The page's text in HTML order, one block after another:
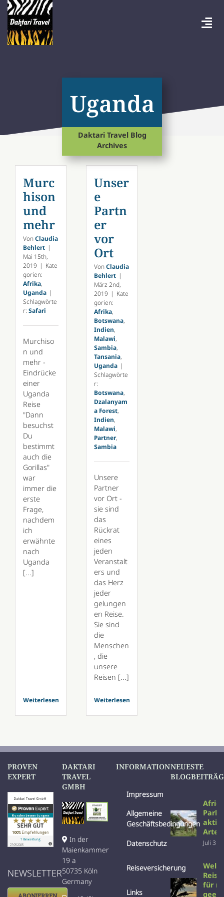
Zum
Inhalt
springen
Buchung
Reise Magazin
Uganda
Daktari Travel Blog
Archives
Murc
hison
und
mehr
VonClaudia
Behlert |
Mai 15th,
2019 | Kate
gorien:
Afrika,
Uganda |
Schlagwörte
r: Safari
Murchiso
n und
mehr -
Eindrücke
einer
Uganda
Reise
"Dann
besuchst
Du
bestimmt
auch die
Gorillas"
war
immer die
erste
Frage,
nachdem
ich
erwähnte
nach
Uganda
[...]
Weiterlesen
Unser
e
Partn
er
vor
Ort
VonClaudia
Behlert |
März 2nd,
2019 | Kate
gorien:
Afrika,
Botswana,
Indien,
Malawi,
Sambia,
Tansania,
Uganda |
Schlagwörte
r:
Botswana,
Dzalanyam
a Forest,
Indien,
Malawi,
Partner,
Sambia
Unsere
Partner
vor Ort -
sie sind
das
Rückrat
eines
jeden
Veranstalt
ers und
das Herz
jeder
gelungen
en Reise.
Sie sind
die
Menschen
, die
unsere
Reisen [...]
Weiterlesen
PROVEN
EXPERT
NEWSLETTER
DAKTARI
TRAVEL
GMBH
In der
Maienkammer
19 a
50735 Köln
Germany
INFORMATION
Impressum
Allgemeine
Geschäftsbedingungen
Datenschutz
Reiseversicherung
Links
NEUESTE
Parks
Juli
für